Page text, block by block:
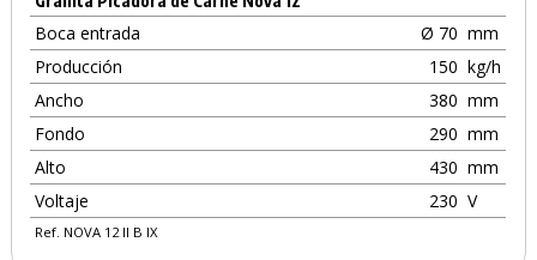
Boca entrada Ø 70 mm
Producción
150 kg/h
Ancho
380 mm
Fondo
290 mm
Alto
430 mm
Voltaje
230 V
Ref. NOVA 12 II B IX